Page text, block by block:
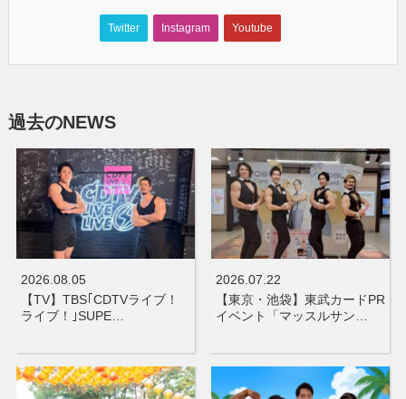
Twitter Instagram Youtube
過去のNEWS
2026.08.05
【TV】TBS｢CDTVライブ！
ライブ！｣SUPE…
2026.07.22
【東京・池袋】東武カードPR
イベント「マッスルサン…